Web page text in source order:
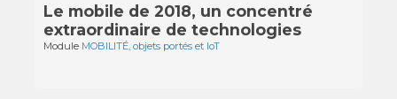
Le mobile de 2018, un concentré
extraordinaire de technologies
Module MOBILITÉ, objets portés et IoT